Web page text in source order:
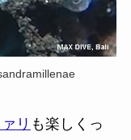
リ も楽しくっ